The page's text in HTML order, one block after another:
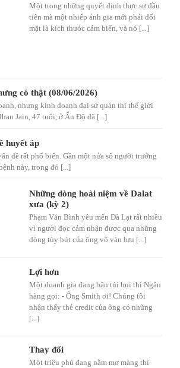
Một trong những quyết định thực sự đầu
tiên mà một nhiếp ảnh gia mới phải đối
mặt là kích thước cảm biến, và nó [...]
có thật (08/06/2026)
nhưng kinh doanh đại sứ quán thì thế giới
Jain, 47 tuổi, ở Ấn Độ đã [...]
huyết áp
đề rất phổ biến. Gần một nửa số người trưởng
này, trong đó [...]
Những dòng hoài niệm về Dalat
xưa (kỳ 2)
Phạm Văn Bình yêu mến Đà Lạt rất nhiều
vì người đọc cảm nhận được qua những
dòng tùy bút của ông vô vàn lưu [...]
Lợi hơn
Một doanh gia đang bận túi bụi thì Ngân
hàng gọi: - Ông Smith ơi! Chúng tôi
nhận thấy thẻ credit của ông có những
[...]
Thay đổi
Một triệu phú đang nằm mơ màng thì